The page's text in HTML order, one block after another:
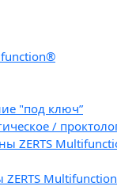
"под ключ”
/
ZERTS